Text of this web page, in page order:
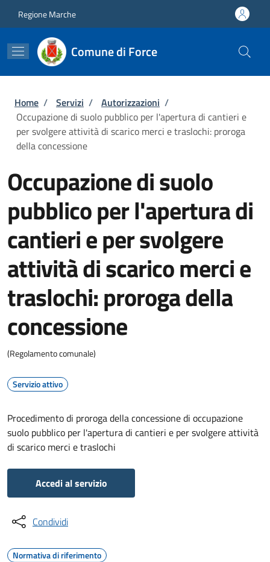
Regione Marche
Comune di Force
Briciole di pane
Home / Servizi / Autorizzazioni /
Occupazione di suolo pubblico per l'apertura di cantieri e
per svolgere attività di scarico merci e traslochi: proroga
della concessione
Occupazione di suolo
pubblico per l'apertura di
cantieri e per svolgere
attività di scarico merci e
traslochi: proroga della
concessione
(Regolamento comunale)
Servizio attivo
Procedimento di proroga della concessione di occupazione
suolo pubblico per l'apertura di cantieri e per svolgere attività
di scarico merci e traslochi
Accedi al servizio
Condividi
Normativa di riferimento